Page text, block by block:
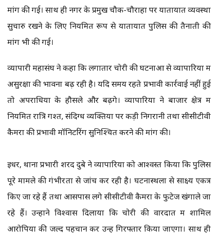
मांग की गई। साथ ही नगर के प्रमुख चौक-चौराहों पर यातायात व्यवस्था
सुचारु रखने के लिए नियमित रूप से यातायात पुलिस की तैनाती की
मांग भी की गई।
व्यापारी महासंघ ने कहा कि लगातार चोरी की घटनाओं से व्यापारियों में
असुरक्षा की भावना बढ़ रही है। यदि समय रहते प्रभावी कार्रवाई नहीं हुई
तो अपराधियों के हौसले और बढ़ेंगे। व्यापारियों ने बाजार क्षेत्र में
नियमित रात्रि गश्त, संदिग्ध व्यक्तियों पर कड़ी निगरानी तथा सीसीटीवी
कैमरों की प्रभावी मॉनिटरिंग सुनिश्चित करने की मांग की।
इधर, थाना प्रभारी शरद दुबे ने व्यापारियों को आश्वस्त किया कि पुलिस
पूरे मामले की गंभीरता से जांच कर रही है। घटनास्थलों से साक्ष्य एकत्र
किए जा रहे हैं तथा आसपास लगे सीसीटीवी कैमरों के फुटेज खंगाले जा
रहे हैं। उन्होंने विश्वास दिलाया कि चोरी की वारदात में शामिल
आरोपियों की जल्द पहचान कर उन्हें गिरफ्तार किया जाएगा। साथ ही